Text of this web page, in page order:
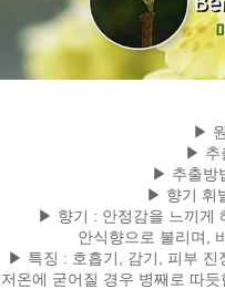
▶
▶ 추
▶ 추출방
▶ 향기 휘
▶ 향기 : 안정감을 느끼게
안식향으로 불리며,
▶ 특징 : 호흡기, 감기, 피부 진
저온에 굳어질 경우 병째로 따